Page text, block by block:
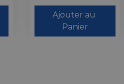
Ajouter au
Panier